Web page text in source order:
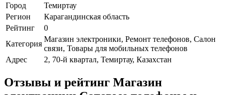
Город
Темиртау
Регион
Карагандинская область
Рейтинг
0
Категория
Магазин электроники, Ремонт телефонов, Салон
связи, Товары для мобильных телефонов
Адрес
2, 70-й квартал, Темиртау, Казахстан
Отзывы и рейтинг Магазин